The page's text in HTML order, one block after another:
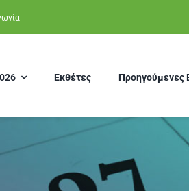
Εκθέτες Προηγούμενες